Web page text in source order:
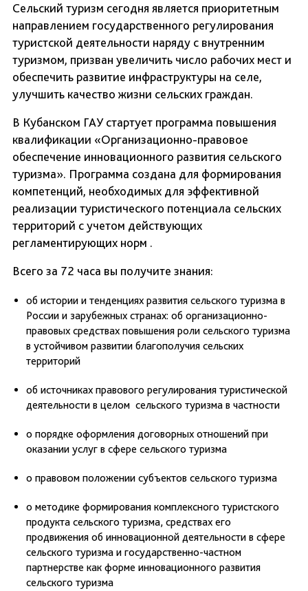
Сельский туризм сегодня является приоритетным
направлением государственного регулирования
туристской деятельности наряду с внутренним
туризмом, призван увеличить число рабочих мест и
обеспечить развитие инфраструктуры на селе,
улучшить качество жизни сельских граждан.
В Кубанском ГАУ стартует программа повышения
квалификации «Организационно-правовое
обеспечение инновационного развития сельского
туризма». Программа создана для формирования
компетенций, необходимых для эффективной
реализации туристического потенциала сельских
территорий с учетом действующих
регламентирующих норм .
Всего за 72 часа вы получите знания:
об истории и тенденциях развития сельского туризма в
России и зарубежных странах: об организационно-
правовых средствах повышения роли сельского туризма
в устойчивом развитии благополучия сельских
территорий
об источниках правового регулирования туристической
деятельности в целом сельского туризма в частности
о порядке оформления договорных отношений при
оказании услуг в сфере сельского туризма
о правовом положении субъектов сельского туризма
о методике формирования комплексного туристского
продукта сельского туризма, средствах его
продвижения об инновационной деятельности в сфере
сельского туризма и государственно-частном
партнерстве как форме инновационного развития
сельского туризма